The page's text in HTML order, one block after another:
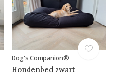
Dog's Companion®
Hondenbed zwart